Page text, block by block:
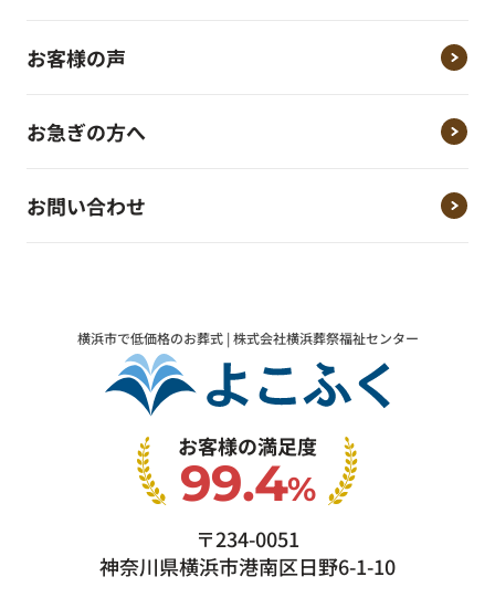
お客様の声
お急ぎの方へ
お問い合わせ
横浜市で低価格のお葬式 | 株式会社横浜葬祭福祉センター
お客様の満足度
99.4%
〒234-0051
神奈川県横浜市港南区日野6-1-10